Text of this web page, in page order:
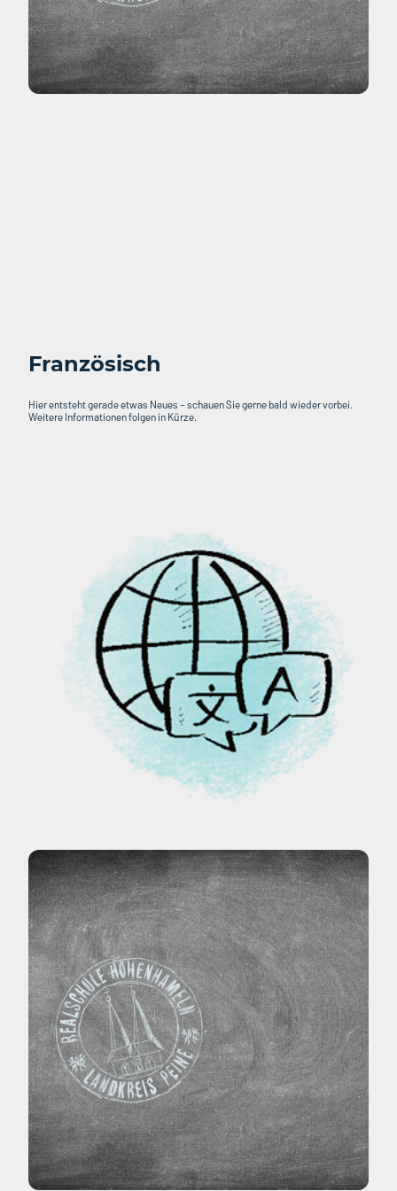
Französisch
Hier entsteht gerade etwas Neues – schauen Sie gerne bald wieder vorbei.
Weitere Informationen folgen in Kürze.